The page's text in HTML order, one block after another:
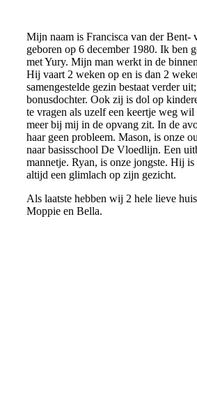
Mijn naam is Francisca van der Bent-
geboren op 6 december 1980. Ik ben
met Yury. Mijn man werkt in de
Hij vaart 2 weken op en is dan 2
samengestelde gezin bestaat verder
bonusdochter. Ook zij is dol op
te vragen als uzelf een keertje weg
meer bij mij in de opvang zit. In de
haar geen probleem. Mason, is onze
naar basisschool De Vloedlijn. Een
mannetje. Ryan, is onze jongste. Hij is
altijd een glimlach op zijn gezicht.
Als laatste hebben wij 2 hele lieve
Moppie en Bella.